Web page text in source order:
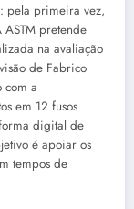
pela primeira vez,
pretende
na avaliação
de Fabrico
com a
em 12 fusos
digital de
é apoiar os
tempos de